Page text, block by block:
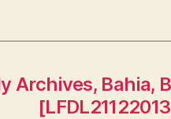
Archives, Bahia,